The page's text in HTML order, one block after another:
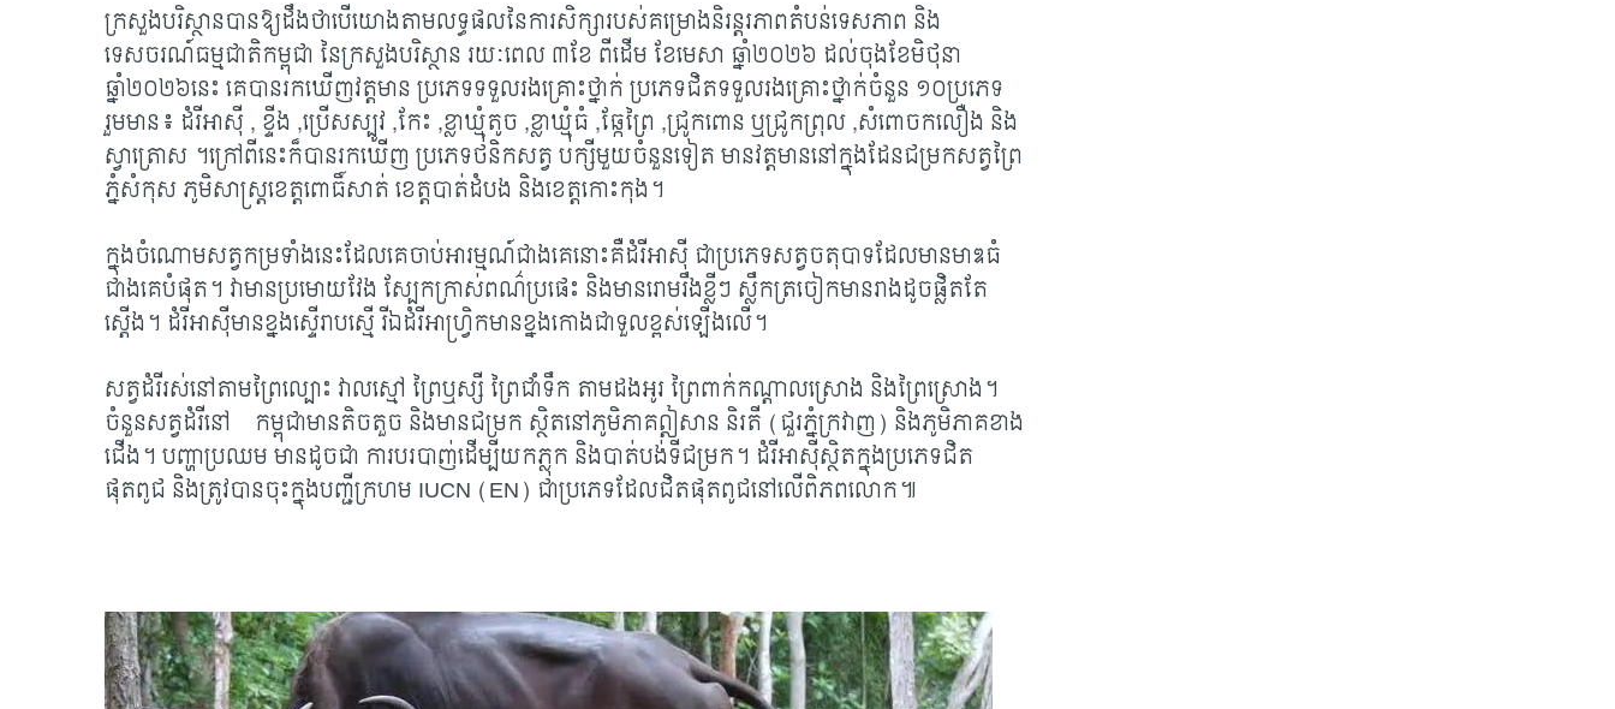
ក្រសួងបរិស្ថានបានឱ្យដឹងថាបើយោងតាមលទ្ធផលនៃការសិក្សារបស់គម្រោងនិរន្តរភាពតំបន់ទេសភាព និង
ទេសចរណ៍ធម្មជាតិកម្ពុជា នៃក្រសួងបរិស្ថាន រយៈពេល ៣ខែ ពីដើម ខែមេសា ឆ្នាំ២០២៦ ដល់ចុងខែមិថុនា
ឆ្នាំ២០២៦នេះ គេបានរកឃើញវត្តមាន ប្រភេទទទួលរងគ្រោះថ្នាក់ ប្រភេទជិតទទួលរងគ្រោះថ្នាក់ចំនួន ១០ប្រភេទ
រួមមាន៖ ដំរីអាស៊ី, ខ្ទីង ,ប្រើសស្បូវ ,កែះ ,ខ្លាឃ្មុំតូច ,ខ្លាឃ្មុំធំ ,ឆ្កែព្រៃ ,ជ្រូកពោន ឬជ្រូកព្រុល ,សំពោចកលឿង និង
ស្វាត្រោស ។ក្រៅពីនេះក៏បានរកឃើញ ប្រភេទថនិកសត្វ បក្សីមួយចំនួនទៀត មានវត្តមាននៅក្នុងដែនជម្រកសត្វព្រៃ
ភ្នំសំកុស ភូមិសាស្ត្រខេត្តពោធិ៍សាត់ ខេត្តបាត់ដំបង និងខេត្តកោះកុង។
ក្នុងចំណោមសត្វកម្រទាំងនេះដែលគេចាប់អារម្មណ៍ជាងគេនោះគឺដំរីអាស៊ី ជាប្រភេទសត្វចតុបាទដែលមានមាឌធំ
ជាងគេបំផុត។ វាមានប្រមោយវែង ស្បែកក្រាស់ពណ៌ប្រផេះ និងមានរោមរឹងខ្លីៗ ស្លឹកត្រចៀកមានរាងដូចផ្លិតតែ
ស្តើង។ ដំរីអាស៊ីមានខ្នងស្ទើរាបស្មើ រីឯដំរីអាហ្វ្រិកមានខ្នងកោងជាទួលខ្ពស់ឡើងលើ។
សត្វដំរីរស់នៅតាមព្រៃល្បោះ វាលស្មៅ ព្រៃឬស្សី ព្រៃជាំទឹក តាមដងអូរ ព្រៃពាក់កណ្តាលស្រោង និងព្រៃស្រោង។
ចំនួនសត្វដំរីនៅ កម្ពុជាមានតិចតួច និងមានជម្រក ស្ថិតនៅភូមិភាគឦសាន និរតី (ជួរភ្នំក្រវាញ) និងភូមិភាគខាង
ជើង។ បញ្ហាប្រឈម មានដូចជា ការបរបាញ់ដើម្បីយកភ្លុក និងបាត់បង់ទីជម្រក។ ដំរីអាស៊ីស្ថិតក្នុងប្រភេទជិត
ផុតពូជ និងត្រូវបានចុះក្នុងបញ្ជីក្រហម IUCN (EN) ជាប្រភេទដែលជិតផុតពូជនៅលើពិភពលោក៕